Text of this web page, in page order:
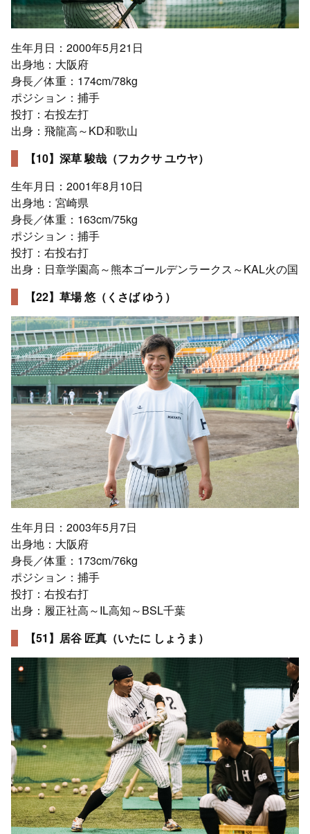
生年月日：2000年5月21日
出身地：大阪府
身長／体重：174cm/78kg
ポジション：捕手
投打：右投左打
出身：飛龍高～KD和歌山
【10】深草 駿哉（フカクサ ユウヤ）
生年月日：2001年8月10日
出身地：宮崎県
身長／体重：163cm/75kg
ポジション：捕手
投打：右投右打
出身：日章学園高～熊本ゴールデンラークス～KAL火の国
【22】草場 悠（くさば ゆう）
生年月日：2003年5月7日
出身地：大阪府
身長／体重：173cm/76kg
ポジション：捕手
投打：右投右打
出身：履正社高～IL高知～BSL千葉
【51】居谷 匠真（いたに しょうま）